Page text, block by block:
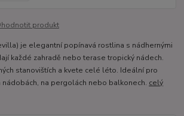
produkt
je elegantní popínavá rostlina s nádhernými
každé zahradě nebo terase tropický nádech.
stanovištích a kvete celé léto. Ideální pro
nádobách, na pergolách nebo balkonech. celý